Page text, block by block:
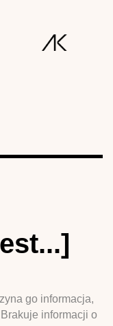
go informacja,
informacji o